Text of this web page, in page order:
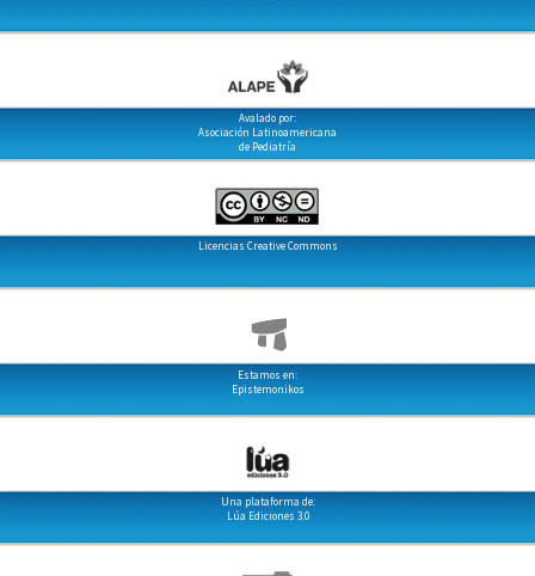
Avalado por:
Asociación Latinoamericana
de Pediatría
Licencias Creative Commons
Estamos en:
Epistemonikos
Una plataforma de:
Lúa Ediciones 3.0